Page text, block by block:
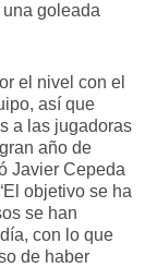
goleada
el nivel con el
así que
a las jugadoras
año de
Javier Cepeda
objetivo se ha
se han
con lo que
de haber